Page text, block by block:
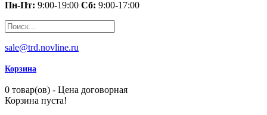
Пн-Пт: 9:00-19:00 Сб: 9:00-17:00
sale@trd.novline.ru
Корзина
0 товар(ов) - Цена договорная
Корзина пуста!